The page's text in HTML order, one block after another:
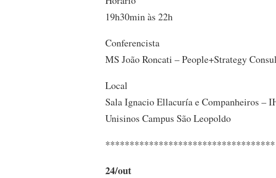
19h30min às 22h
Conferencista
MS João Roncati – People+Strategy
Local
Sala Ignacio Ellacuría e Companheiros –
Unisinos Campus São Leopoldo
***********************************
24/out